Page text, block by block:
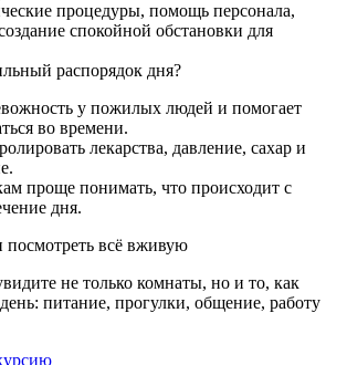
процедуры, помощь персонала,
спокойной обстановки для
распорядок дня?
у пожилых людей и помогает
во времени.
лекарства, давление, сахар и
проще понимать, что происходит с
дня.
всё вживую
не только комнаты, но и то, как
питание, прогулки, общение, работу